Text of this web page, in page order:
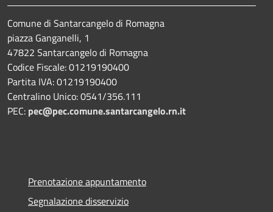
Comune di Santarcangelo di Romagna
piazza Ganganelli, 1
47822 Santarcangelo di Romagna
Codice Fiscale: 01219190400
Partita IVA: 01219190400
Centralino Unico: 0541/356.111
PEC: pec@pec.comune.santarcangelo.rn.it
Prenotazione appuntamento
Segnalazione disservizio